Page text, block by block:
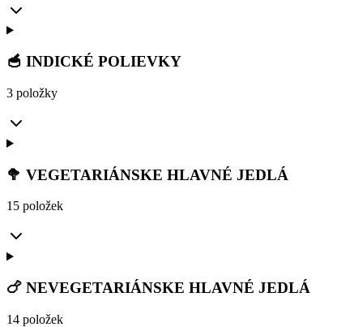
🥣 INDICKÉ POLIEVKY
3 položky
🥦 VEGETARIÁNSKE HLAVNÉ JEDLÁ
15 položek
🍗 NEVEGETARIÁNSKE HLAVNÉ JEDLÁ
14 položek